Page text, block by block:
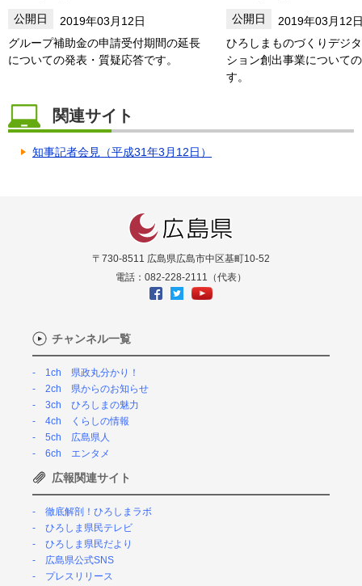
2019年03月12日
グループ補助金の申請受付期間の延長
についての発表・質疑応答です。
2019年03月12
ひろしまものづくりデジ
ション創出事業について
す。
関連サイト
知事記者会見（平成31年3月12日）
〒730-8511 広島県広島市中区基町10-52
電話：082-228-2111（代表）
チャンネル一覧
1ch 県政丸分かり！
2ch 県からのお知らせ
3ch ひろしまの魅力
4ch くらしの情報
5ch 広島県人
6ch エンタメ
広報関連サイト
徹底解剖！ひろしまラボ
ひろしま県民テレビ
ひろしま県民だより
広島県公式SNS
プレスリリース